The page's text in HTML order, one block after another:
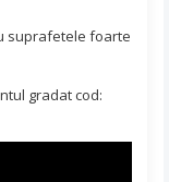
suprafetele foarte
gradat cod: